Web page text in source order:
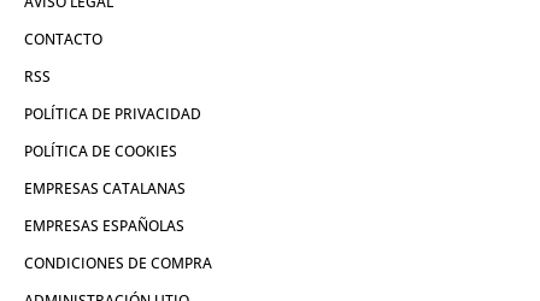
CONTACTO
RSS
POLÍTICA DE PRIVACIDAD
POLÍTICA DE COOKIES
EMPRESAS CATALANAS
EMPRESAS ESPAÑOLAS
CONDICIONES DE COMPRA